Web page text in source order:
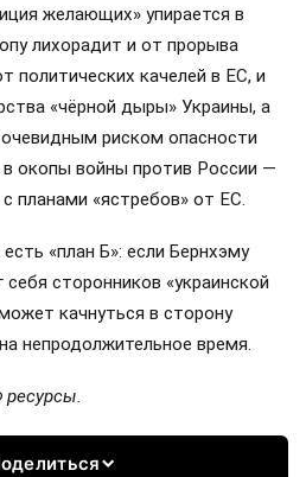
желающих» упирается в
лихорадит и от прорыва
политических качелей в ЕС, и
«чёрной дыры» Украины, а
риском опасности
в окопы войны против России —
планами «ястребов» от ЕС.
«план Б»: если Бернхэму
себя сторонников «украинской
качнуться в сторону
непродолжительное время.
ресурсы.